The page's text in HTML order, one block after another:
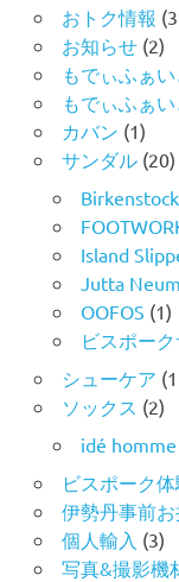
おトク情報
お知らせ(2)
もでぃふぁ
もでぃふぁ
カバン (1)
サンダル(20)
Birkenstock
Island
Jutta
OOFOS (1)
ビスポー
シューケア
ソックス (2)
idé homme
ビスポーク体
伊勢丹事前
個人輸入 (3)
写真&撮影機